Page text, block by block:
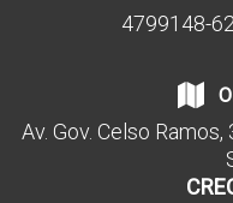
4799148-
Av. Gov. Celso Ramos,